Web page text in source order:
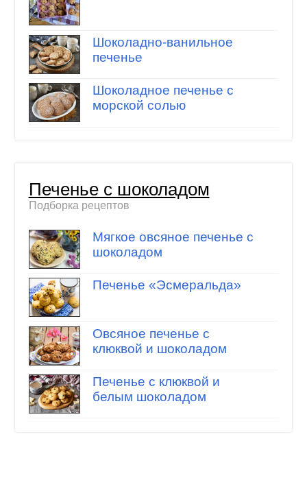
Шоколадно-ванильное
печенье
Шоколадное печенье с
морской солью
Печенье с шоколадом
Подборка рецептов
Мягкое овсяное печенье с
шоколадом
Печенье «Эсмеральда»
Овсяное печенье с
клюквой и шоколадом
Печенье с клюквой и
белым шоколадом